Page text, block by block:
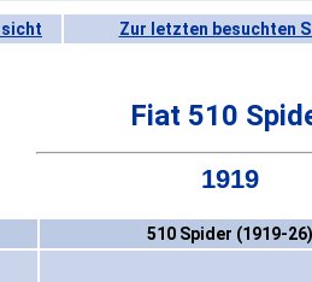
Zur letzten besuchten
Fiat 510
1919
510 Spider (1919-26)